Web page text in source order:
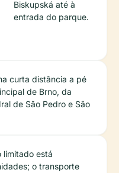
Biskupská até à
entrada do parque.
curta distância a pé
de Brno, da
de São Pedro e São
limitado está
o transporte